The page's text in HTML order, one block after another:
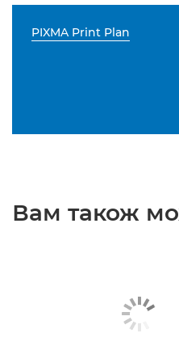
PIXMA Print Plan
Вам також